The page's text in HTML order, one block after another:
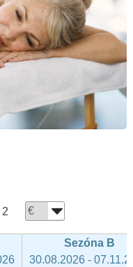
2
Sezóna B
30.08.2026 -